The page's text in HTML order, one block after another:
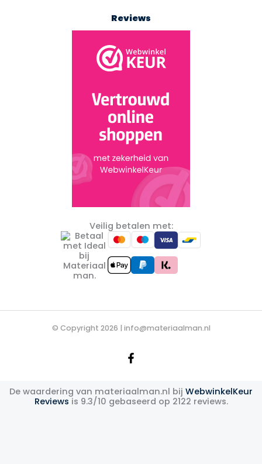
Reviews
Veilig betalen met:
© Copyright 2026 | info@materiaalman.nl
De waardering van materiaalman.nl bij WebwinkelKeur
Reviews is 9.3/10 gebaseerd op 2122 reviews.